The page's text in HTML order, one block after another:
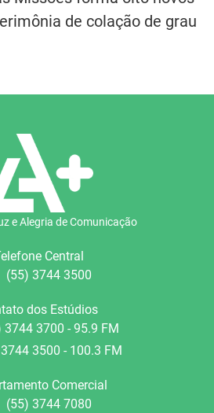
de colação de grau
e Alegria de Comunicação
Central
(55) 3744 3500
dos Estúdios
3744 3700 - 95.9 FM
3500 - 100.3 FM
Comercial
(55) 3744 7080